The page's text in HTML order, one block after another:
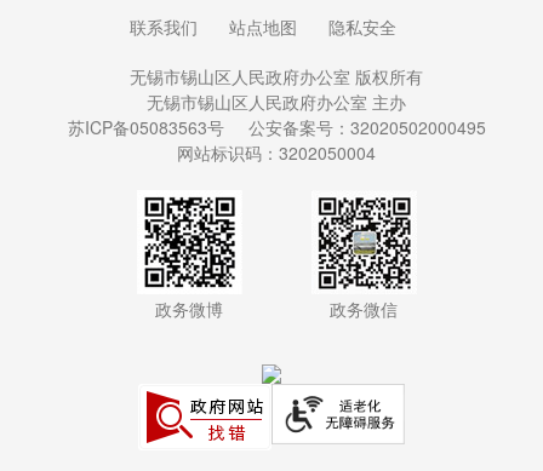
联系我们 站点地图 隐私安全
无锡市锡山区人民政府办公室 版权所有
无锡市锡山区人民政府办公室 主办
苏ICP备05083563号
公安备案号：32020502000495
网站标识码：3202050004
政务微博 政务微信